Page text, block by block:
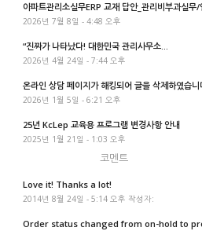
아파트관리소실무ERP 교재 답안_관리비부과실무/
2026년 7월 8일 - 4:48 오후
“진짜가 나타났다! 대한민국 관리사무소...
2026년 4월 24일 - 7:44 오후
온라인 상담 페이지가 해킹되어 글을 삭제하였습니
2026년 1월 5일 - 6:21 오후
25년 KcLep 교육용 프로그램 변경사항 안내
2025년 1월 21일 - 1:03 오후
코멘트
Love it! Thanks a lot!
2014년 8월 24일 - 5:14 오후 작성자:
Order status changed from on-hold to